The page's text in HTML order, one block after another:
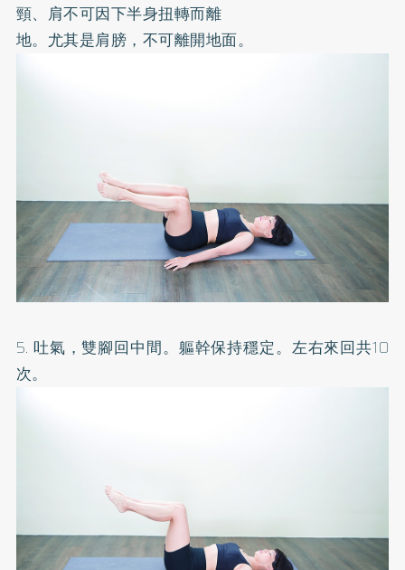
頸、肩不可因下半身扭轉而離
地。尤其是肩膀，不可離開地面。
5. 吐氣，雙腳回中間。軀幹保持穩定。左右來回共10
次。